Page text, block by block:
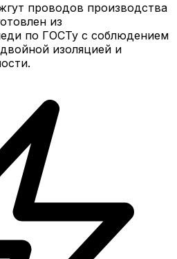
проводов производства
из
по ГОСТу с соблюдением
изоляцией и